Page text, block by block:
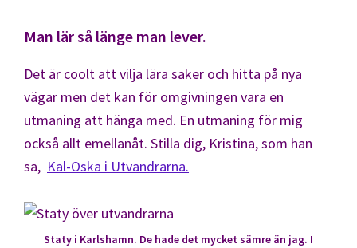
Man lär så länge man lever.
Det är coolt att vilja lära saker och hitta på nya
vägar men det kan för omgivningen vara en
utmaning att hänga med. En utmaning för mig
också allt emellanåt. Stilla dig, Kristina, som han
sa, Kal-Oska i Utvandrarna.
Staty i Karlshamn. De hade det mycket sämre än jag. I